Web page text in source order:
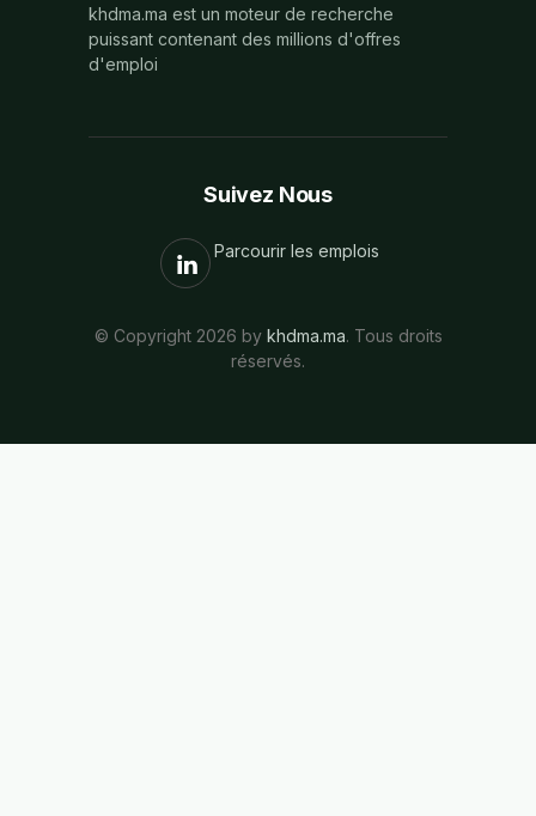
khdma.ma est un moteur de recherche
puissant contenant des millions d'offres
d'emploi
Suivez Nous
Parcourir les emplois
© Copyright 2026 by khdma.ma. Tous droits
réservés.